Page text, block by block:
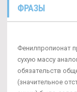
ФРАЗЫ
Фенилпропионат
сухую массу
обязательств
(значительное